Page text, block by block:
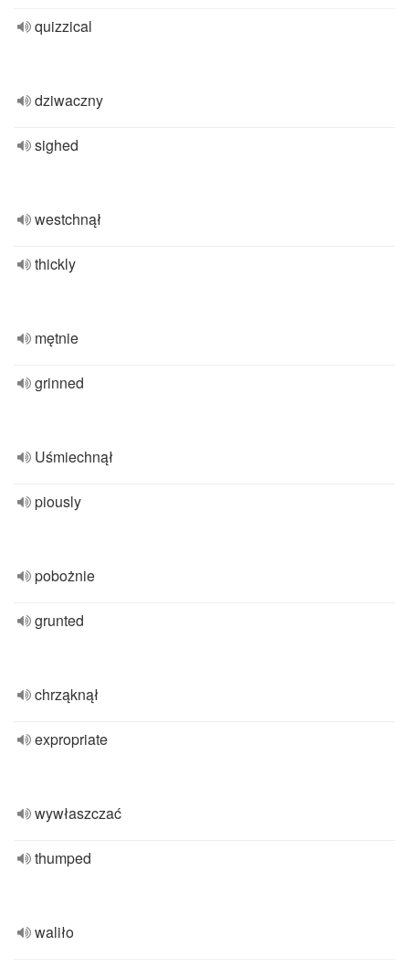
quizzical
dziwaczny
sighed
westchnął
thickly
mętnie
grinned
Uśmiechnął
piously
pobożnie
grunted
chrząknął
expropriate
wywłaszczać
thumped
waliło